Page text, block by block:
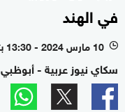
في الهند
l 10 مارس 2024 - 13:30 بتوقيت أبوظبي
سكاي نيوز عربية - أبوظبي